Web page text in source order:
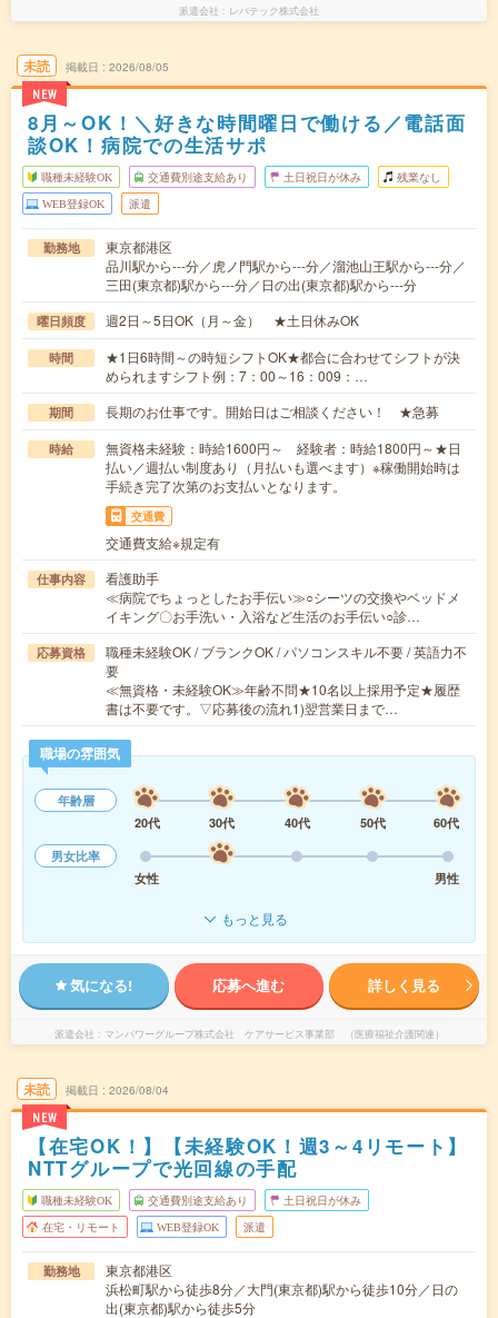
派遣会社 レバテック株式会社
未読
NEW
掲載日 2026/08/05
8月～OK！＼好きな時間曜日で働ける／電話面
談OK！病院での生活サポ
職種未経験OK 交通費別途支給あり 土日祝日が休み 残業なし
WEB登録OK 派遣
勤務地
東京都港区
品川駅から---分／虎ノ門駅から---分／溜池山王駅から---分／
三田(東京都)駅から---分／日の出(東京都)駅から---分
曜日頻度 週2日～5日OK（月～金） ★土日休みOK
時間
★1日6時間～の時短シフトOK★都合に合わせてシフトが決
められますシフト例：7：00～16：009：…
期間 長期のお仕事です。開始日はご相談ください！ ★急募
時給
無資格未経験：時給1600円～ 経験者：時給1800円～★日
払い／週払い制度あり（月払いも選べます）※稼働開始時は
手続き完了次第のお支払いとなります。
交通費
交通費支給※規定有
仕事内容
看護助手
≪病院でちょっとしたお手伝い≫○シーツの交換やベッドメ
イキング〇お手洗い・入浴など生活のお手伝い○診…
応募資格
職種未経験OK / ブランクOK / パソコンスキル不要 / 英語力不
要
≪無資格・未経験OK≫年齢不問★10名以上採用予定★履歴
書は不要です。▽応募後の流れ1)翌営業日まで…
職場の雰囲気
年齢層
20代
30代 40代 50代
60代
男女比率
女性
男性
もっと見る
気になる! 応募へ進む 詳しく見る
派遣会社 マンパワーグループ株式会社 ケアサービス事業部 （医療福祉介護関連）
未読
NEW
掲載日 2026/08/04
【在宅OK！】【未経験OK！週3～4リモート】
NTTグループで光回線の手配
職種未経験OK 交通費別途支給あり 土日祝日が休み
在宅・リモート WEB登録OK 派遣
勤務地
東京都港区
浜松町駅から徒歩8分／大門(東京都)駅から徒歩10分／日の
出(東京都)駅から徒歩5分